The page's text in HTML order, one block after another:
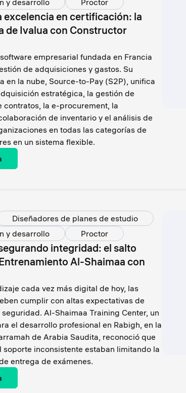
y desarrollo
Proctor
excelencia en certificación: la
de Ivalua con Constructor
empresarial fundada en Francia
de adquisiciones y gastos. Su
en la nube, Source-to-Pay (S2P), unifica
estratégica, la gestión de
contratos, la e-procurement, la
de inventario y el análisis de
en todas las categorías de
en un sistema flexible.
Diseñadores de planes de estudio
y desarrollo
Proctor
integridad: el salto
Al-Shaimaa con
cada vez más digital de hoy, las
cumplir con altas expectativas de
Al-Shaimaa Training Center, un
el desarrollo profesional en Rabigh, en la
de Arabia Saudita, reconoció que
soporte inconsistente estaban limitando la
entrega de exámenes.